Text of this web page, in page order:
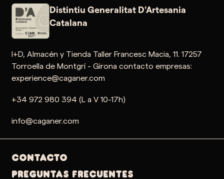
Distintiu Generalitat D'Artesania
Catalana
I+D, Almacén y Tienda Taller Francesc Macia, 11. 17257
Torroella de Montgrí - Girona contacto empresas:
experience@caganer.com
+34 972 980 394 (L a V 10-17h)
info@caganer.com
Contacto
PREGUNTAS FRECUENTES